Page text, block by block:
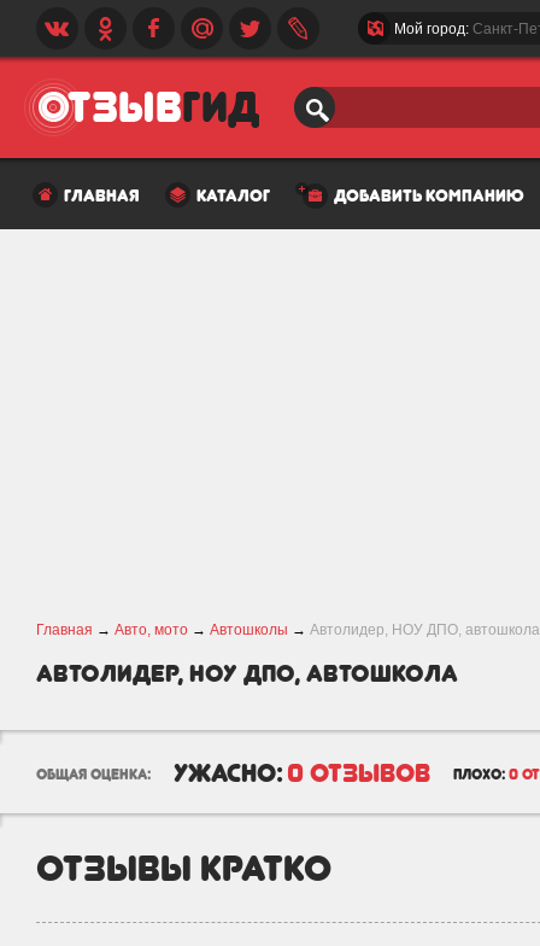
Мой город: Санкт-
главная каталог добавить компанию
Главная → Авто, мото → Автошколы → Автолидер, НОУ ДПО, автошкола
Автолидер, НОУ ДПО, автошкола
общая оценка: ужасно: 0 отзывов плохо: 0
отзывы кратко